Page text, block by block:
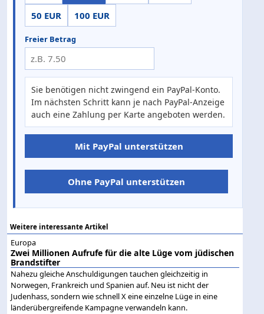
50 EUR
100 EUR
Freier Betrag
Sie benötigen nicht zwingend ein PayPal-Konto.
Im nächsten Schritt kann je nach PayPal-Anzeige
auch eine Zahlung per Karte angeboten werden.
Mit PayPal unterstützen
Ohne PayPal unterstützen
Weitere interessante Artikel
Europa
Zwei Millionen Aufrufe für die alte Lüge vom jüdischen
Brandstifter
Nahezu gleiche Anschuldigungen tauchen gleichzeitig in
Norwegen, Frankreich und Spanien auf. Neu ist nicht der
Judenhass, sondern wie schnell X eine einzelne Lüge in eine
länderübergreifende Kampagne verwandeln kann.